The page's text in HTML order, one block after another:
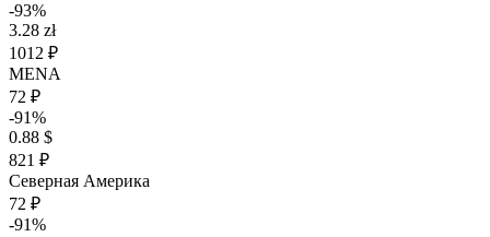
-93%
3.28 zł
1012 ₽
MENA
72 ₽
-91%
0.88 $
821 ₽
Северная Америка
72 ₽
-91%